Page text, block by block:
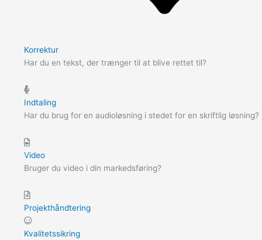
Korrektur
Har du en tekst, der trænger til at blive rettet til?
Indtaling
Har du brug for en audioløsning i stedet for en skriftlig løsning?
Video
Bruger du video i din markedsføring?
Projekthåndtering
Kvalitetssikring